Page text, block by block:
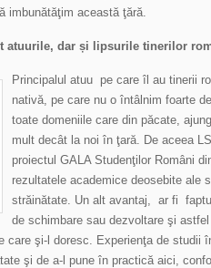
imbunătăţim această ţără.
atuurile, dar și lipsurile tinerilor
Principalul atuu pe care îl au tinerii
nativă, pe care nu o întâlnim foarte
toate domeniile care din păcate,
mult decât la noi în ţară. De aceea
proiectul GALA Studenţilor Români
rezultatele academice deosebite ale
străinătate. Un alt avantaj, ar fi
de schimbare sau dezvoltare şi
care şi-l doresc. Experienţa de studii
şi de a-l pune în practică aici,